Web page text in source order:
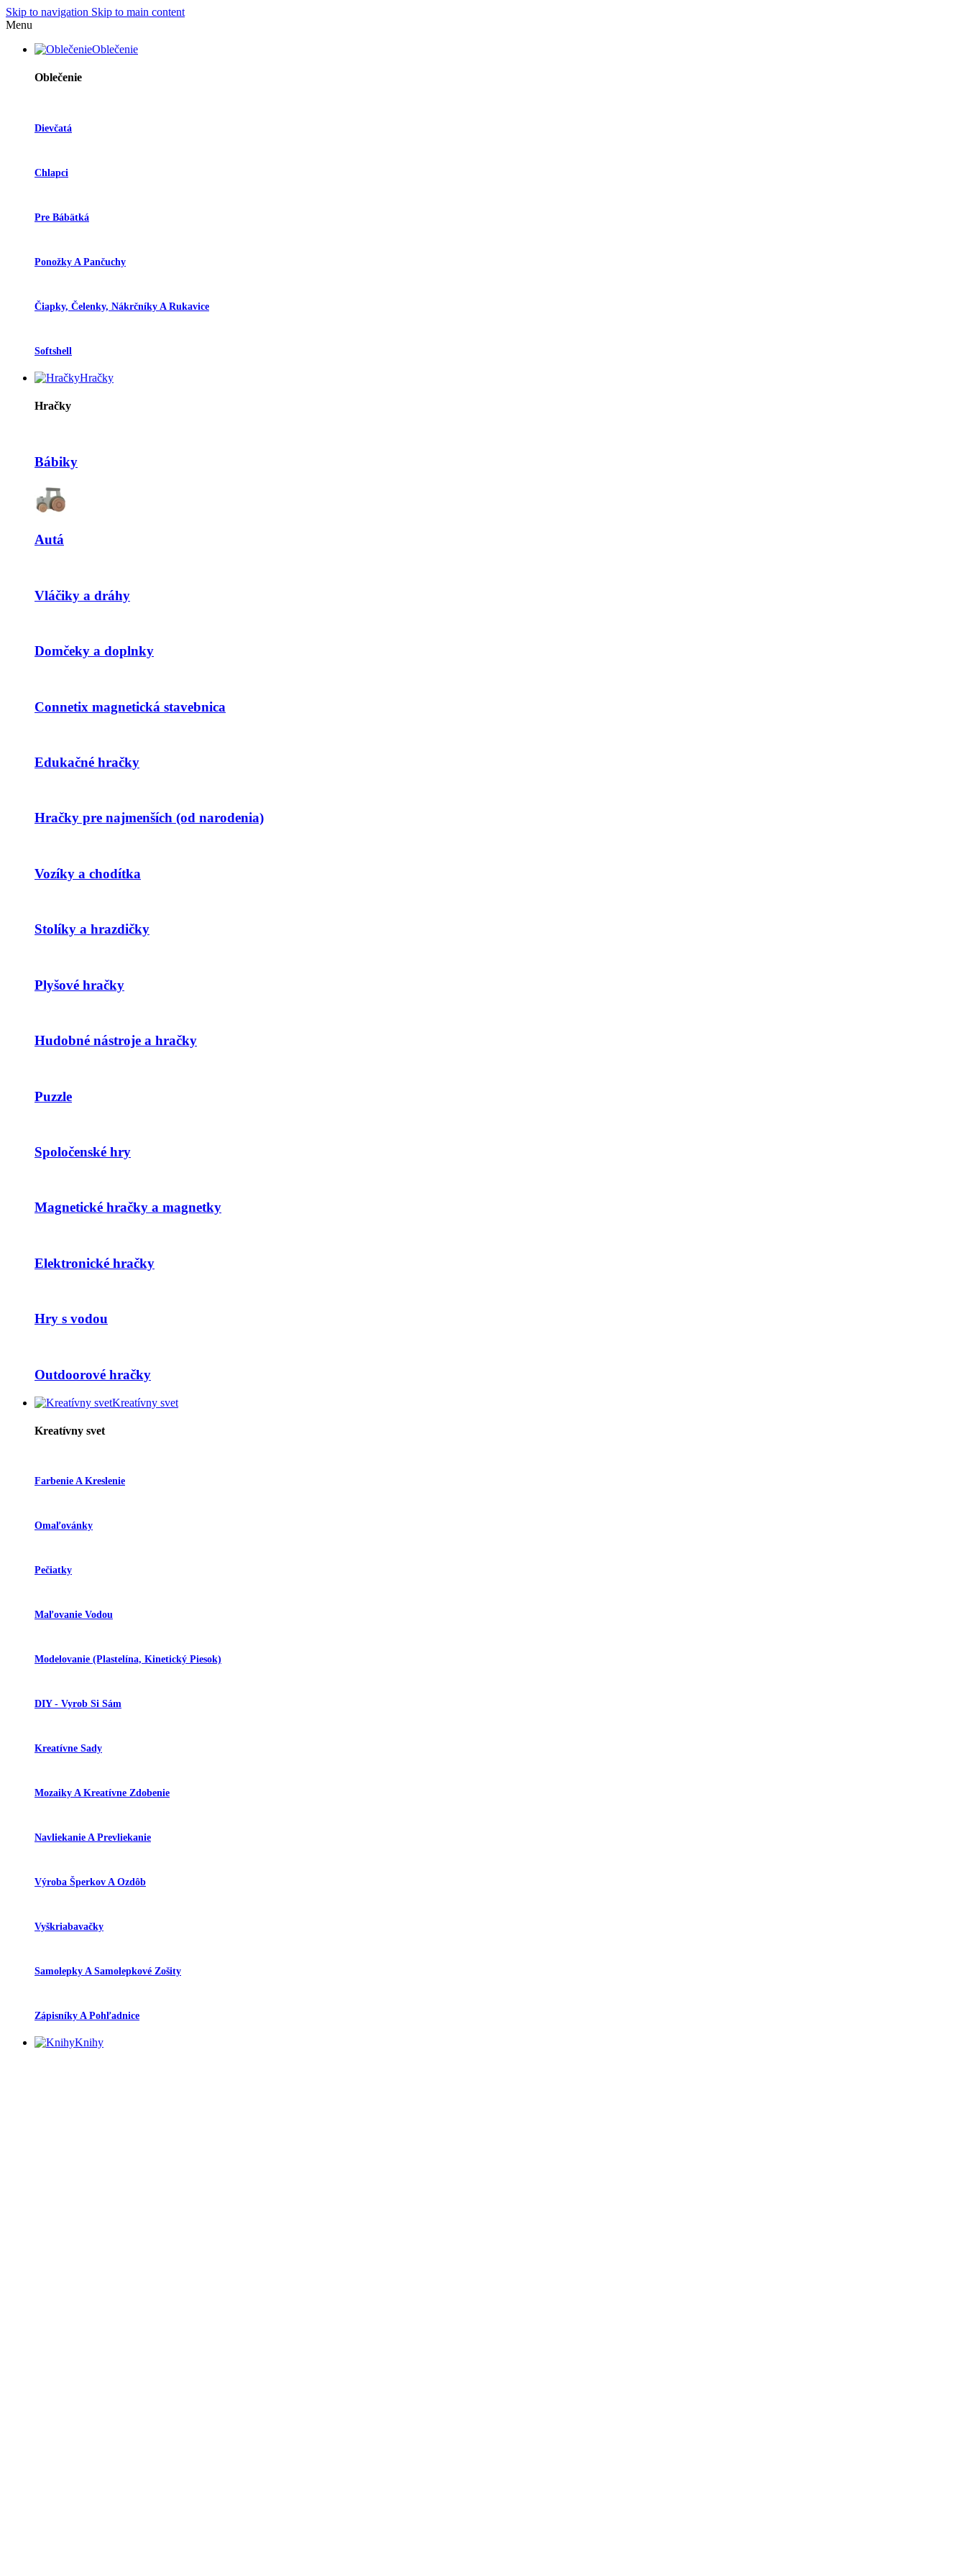
Skip to navigation Skip to main content
Menu
Oblečenie
Oblečenie
Dievčatá
Chlapci
Pre Bábätká
Ponožky A Pančuchy
Čiapky, Čelenky, Nákrčníky A Rukavice
Softshell
Hračky
Hračky
Bábiky
Autá
Vláčiky a dráhy
Domčeky a doplnky
Connetix magnetická stavebnica
Edukačné hračky
Hračky pre najmenších (od narodenia)
Vozíky a chodítka
Stolíky a hrazdičky
Plyšové hračky
Hudobné nástroje a hračky
Puzzle
Spoločenské hry
Magnetické hračky a magnetky
Elektronické hračky
Hry s vodou
Outdoorové hračky
Kreatívny svet
Kreatívny svet
Farbenie A Kreslenie
Omaľovánky
Pečiatky
Maľovanie Vodou
Modelovanie (plastelína, Kinetický Piesok)
DIY - Vyrob Si Sám
Kreatívne Sady
Mozaiky A Kreatívne Zdobenie
Navliekanie A Prevliekanie
Výroba Šperkov A Ozdôb
Vyškriabavačky
Samolepky A Samolepkové Zošity
Zápisníky A Pohľadnice
Knihy